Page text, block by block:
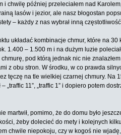
później przeleciałem nad
lasów i jezior, ale nasz błogostan
– każdy z nas wybrał inną
układać kombinacje chmur, które na
1.400 – 1.500 m i na dużym luzie
pod którą jednak nic nie
z obu stron. W środku, w co prawda
tęczę na tle wielkiej czarnej chmury.
11”, „traffic 1” i dopiero potem
martwił, pomimo, że do domu było
żeby dolecieć do mety i kolejnych
chwile niepokoju, czy w kogoś nie